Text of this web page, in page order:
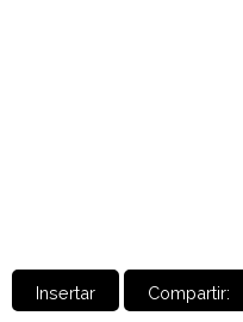
Insertar Compartir: